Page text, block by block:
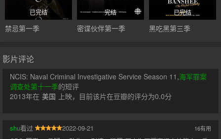
已完结
禁忌第一季
完结
密谍伙伴第一季
已完结
黑吃黑第三季
影片评论
NCIS: Naval Criminal Investigative Service Season 11,海军罪案
调查处第十一季的短评
2013年在 美国 上映，目前该片在豆瓣的评分为0.0分
16有用
shu看过
2022-09-21